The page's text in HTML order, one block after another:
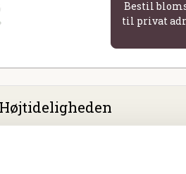
Bestil
til privat
Højtideligheden